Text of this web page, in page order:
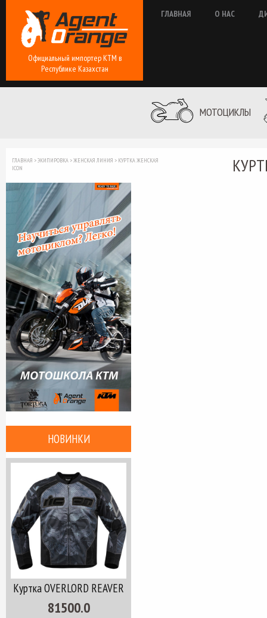
Официальный импортер КТМ в
Республике Казахстан
ГЛАВНАЯ О НАС
МОТОЦИКЛЫ
НОВИНКИ
Куртка OVERLORD REAVER
81500.0
ГЛАВНАЯ >ЭКИПИРОВКА >ЖЕНСКАЯ ЛИНИЯ > КУРТКА ЖЕНСКАЯ
ICON